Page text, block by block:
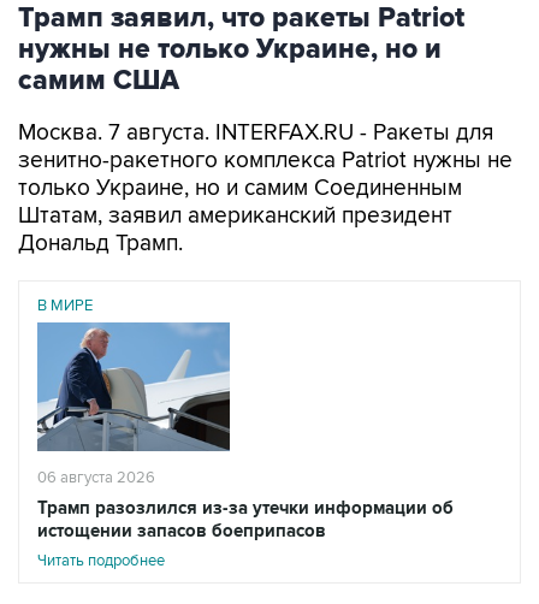
Трамп заявил, что ракеты Patriot
нужны не только Украине, но и
самим США
Москва. 7 августа. INTERFAX.RU - Ракеты для
зенитно-ракетного комплекса Patriot нужны не
только Украине, но и самим Соединенным
Штатам, заявил американский президент
Дональд Трамп.
В МИРЕ
06 августа 2026
Трамп разозлился из-за утечки информации об
истощении запасов боеприпасов
Читать подробнее